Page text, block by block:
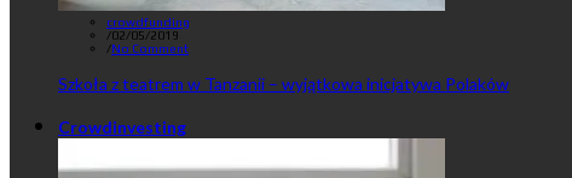
crowdfunding
/02/05/2019
/No Comment
Szkoła z teatrem w Tanzanii – wyjątkowa inicjatywa Polaków
Crowdinvesting